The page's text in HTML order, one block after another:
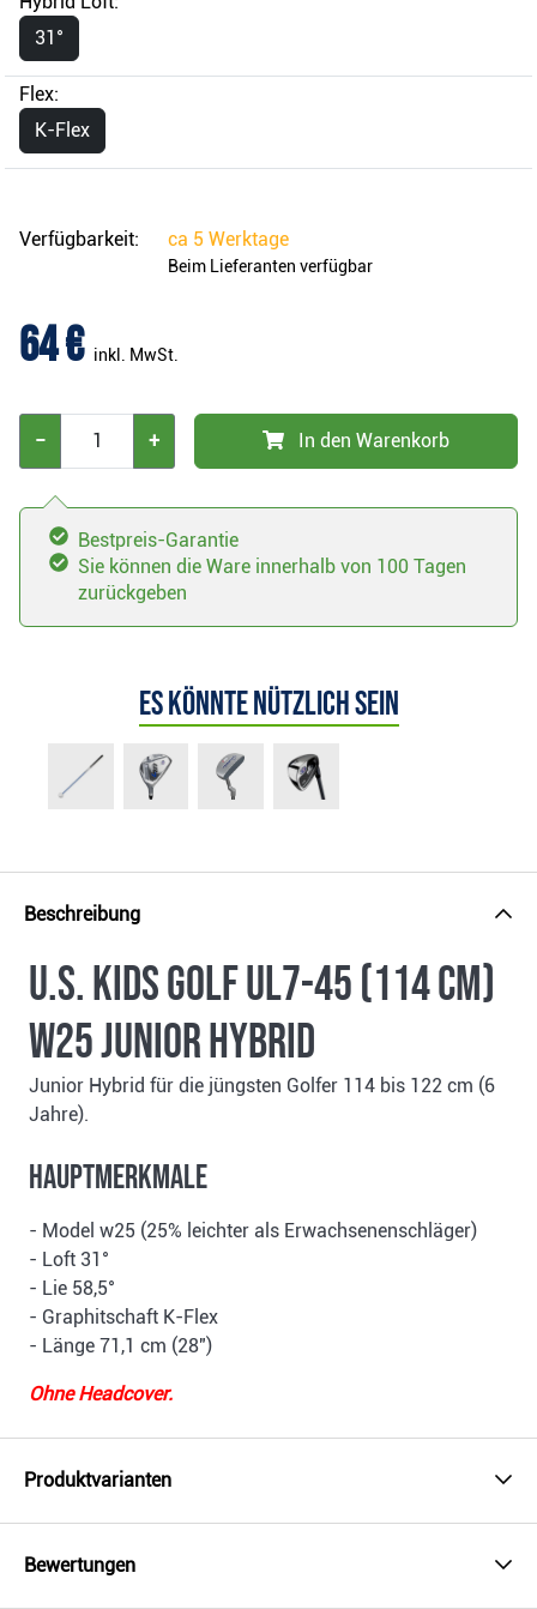
31°
Flex:
K-Flex
Verfügbarkeit: ca 5 Werktage
Beim Lieferanten verfügbar
64 € inkl. MwSt.
− + In den Warenkorb
Bestpreis-Garantie
Sie können die Ware innerhalb von 100 Tagen
zurückgeben
Es könnte nützlich sein
Beschreibung
U.S. Kids Golf UL7-45 (114 cm)
W25 Junior Hybrid
Junior Hybrid für die jüngsten Golfer 114 bis 122 cm (6
Jahre).
Hauptmerkmale
- Model w25 (25% leichter als Erwachsenenschläger)
- Loft 31°
- Lie 58,5°
- Graphitschaft K-Flex
- Länge 71,1 cm (28")
Ohne Headcover.
Produktvarianten
Bewertungen